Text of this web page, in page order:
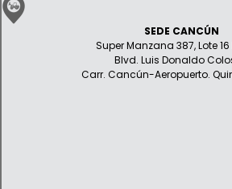
SEDE CANCÚN
Super Manzana 387, Lote
Blvd. Luis Donaldo
Carr. Cancún-Aeropuerto.